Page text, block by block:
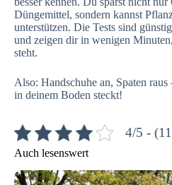
Düngemittel, sondern kannst
unterstützen. Die Tests sind
und zeigen dir in wenigen
steht.
Also: Handschuhe an, Spaten
in deinem Boden steckt!
4/5 -
Auch lesenswert